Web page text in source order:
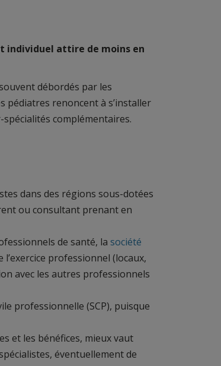
individuel attire de moins en
débordés par les
pédiatres renoncent à s’installer
complémentaires.
dans des régions sous-dotées
ou consultant prenant en
de santé, la société
professionnel (locaux,
avec les autres professionnels
professionnelle (SCP), puisque
et les bénéfices, mieux vaut
éventuellement de